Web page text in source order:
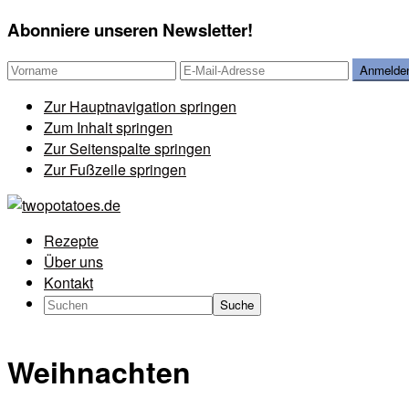
Abonniere unseren Newsletter!
Zur Hauptnavigation springen
Zum Inhalt springen
Zur Seitenspalte springen
Zur Fußzeile springen
Rezepte
Über uns
Kontakt
Search
Weihnachten